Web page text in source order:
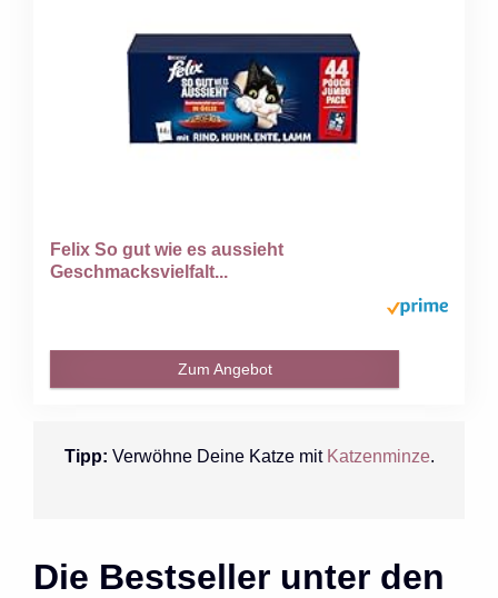
Felix So gut wie es aussieht
Geschmacksvielfalt...
Zum Angebot
Tipp: Verwöhne Deine Katze mit Katzenminze.
Die Bestseller unter den